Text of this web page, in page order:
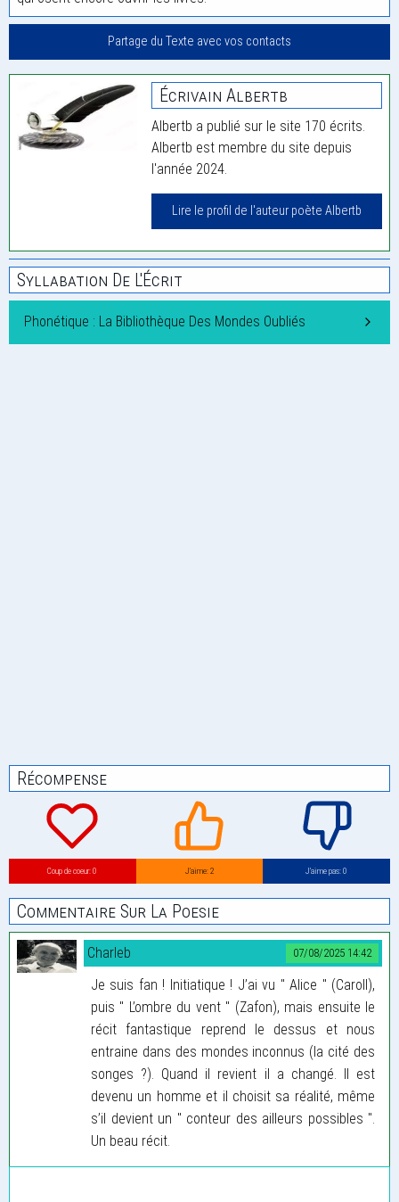
Partage du Texte avec vos contacts
Écrivain Albertb
Albertb a publié sur le site 170 écrits.
Albertb est membre du site depuis
l'année 2024.
Lire le profil de l'auteur poète Albertb
Syllabation De L'Écrit
Phonétique : La Bibliothèque Des Mondes Oubliés
Récompense
Coup de coeur: 0 J’aime: 2 J’aime pas: 0
Commentaire Sur La Poesie
07/08/2025 14:42
Charleb
Je suis fan ! Initiatique ! J’ai vu " Alice " (Caroll),
puis " L’ombre du vent " (Zafon), mais ensuite le
récit fantastique reprend le dessus et nous
entraine dans des mondes inconnus (la cité des
songes ?). Quand il revient il a changé. Il est
devenu un homme et il choisit sa réalité, même
s’il devient un " conteur des ailleurs possibles ".
Un beau récit.